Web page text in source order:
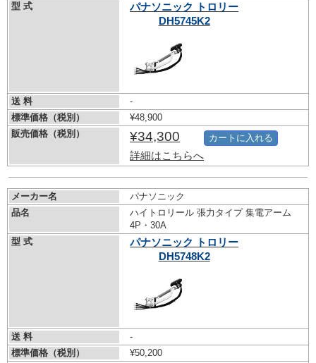
型 式
パナソニック トロリー
DH5745K2
送 料
-
標準価格（税別）
¥48,900
販売価格（税別）
¥34,300
詳細はこちらへ
カートに入れる
メーカー名
パナソニック
品名
ハイトロリール 張力タイプ 集電アーム
4P・30A
型 式
パナソニック トロリー
DH5748K2
送 料
-
標準価格（税別）
¥50,200